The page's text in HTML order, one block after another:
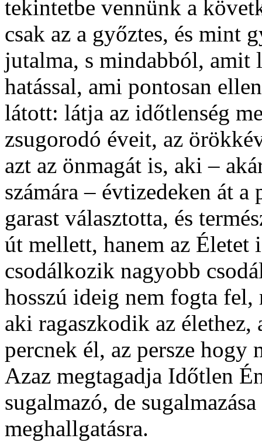
tekintetbe vennünk a
csak az a győztes, és mint
jutalma, s mindabból, amit
hatással, ami pontosan
látott: látja az időtlenség
zsugorodó éveit, az
azt az önmagát is, aki –
számára – évtizedeken át
garast választotta, és
út mellett, hanem az Életet
csodálkozik nagyobb
hosszú ideig nem fogta fel,
aki ragaszkodik az
percnek él, az persze hogy
Azaz megtagadja Időtlen
sugalmazó, de
meghallgatásra.